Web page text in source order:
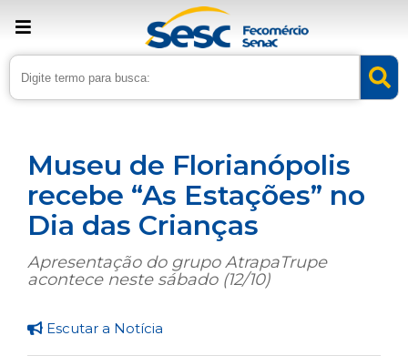
› Home › Noticias
Museu de Florianópolis
recebe “As Estações” no
Dia das Crianças
Apresentação do grupo AtrapaTrupe
acontece neste sábado (12/10)
Escutar a Notícia